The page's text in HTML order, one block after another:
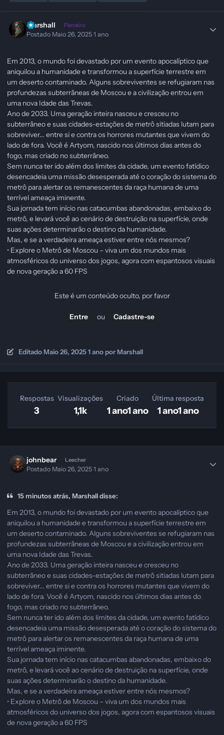
Marshall Parceiro
Postado Maio 26, 20251 ano
Em 2013, o mundo foi devastado por um evento apocalíptico que
aniquilou a humanidade e transformou a superfície terrestre em
um deserto contaminado. Alguns sobreviventes se refugiaram nas
profundezas subterrâneas de Moscou e a civilização entrou em
uma nova Idade das Trevas.
Ano de 2033. Uma geração inteira nasceu e cresceu no
subterrâneo e suas cidades-estações de metrô sitiadas lutam para
sobreviver... entre si e contra os horrores mutantes que vivem do
lado de fora. Você é Artyom, nascido nos últimos dias antes do
fogo, mas criado no subterrâneo.
Sem nunca ter ido além dos limites da cidade, um evento fatídico
desencadeia uma missão desesperada até o coração do sistema do
metrô para alertar os remanescentes da raça humana de uma
terrível ameaça iminente.
Sua jornada tem início nas catacumbas abandonadas, embaixo do
metrô, e levará você ao cenário de destruição na superfície, onde
suas ações determinarão o destino da humanidade.
Mas, e se a verdadeira ameaça estiver entre nós mesmos?
• Explore o Metrô de Moscou – viva um dos mundos mais
atmosféricos do universo dos jogos, agora com espantosos visuais
de nova geração a 60 FPS
Este é um conteúdo oculto, por favor
Entre ou Cadastre-se
EditadoMaio 26, 20251 anopor Marshall
Respostas
3
Visualizações
1,1k
Criado
1 ano1 ano
Última resposta
1 ano1 ano
johnbear Leecher
Postado Maio 26, 20251 ano
15 minutos atrás, Marshall disse:
Em 2013, o mundo foi devastado por um evento apocalíptico que
aniquilou a humanidade e transformou a superfície terrestre em
um deserto contaminado. Alguns sobreviventes se refugiaram nas
profundezas subterrâneas de Moscou e a civilização entrou em
uma nova Idade das Trevas.
Ano de 2033. Uma geração inteira nasceu e cresceu no
subterrâneo e suas cidades-estações de metrô sitiadas lutam para
sobreviver... entre si e contra os horrores mutantes que vivem do
lado de fora. Você é Artyom, nascido nos últimos dias antes do
fogo, mas criado no subterrâneo.
Sem nunca ter ido além dos limites da cidade, um evento fatídico
desencadeia uma missão desesperada até o coração do sistema do
metrô para alertar os remanescentes da raça humana de uma
terrível ameaça iminente.
Sua jornada tem início nas catacumbas abandonadas, embaixo do
metrô, e levará você ao cenário de destruição na superfície, onde
suas ações determinarão o destino da humanidade.
Mas, e se a verdadeira ameaça estiver entre nós mesmos?
• Explore o Metrô de Moscou – viva um dos mundos mais
atmosféricos do universo dos jogos, agora com espantosos visuais
de nova geração a 60 FPS